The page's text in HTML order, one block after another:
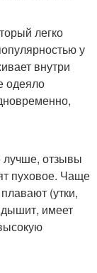
легко
у
внутри
одеяло
лучше, отзывы
пуховое. Чаще
(утки,
дышит, имеет